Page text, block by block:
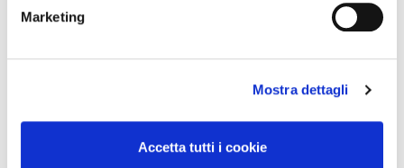
Marketing
Mostra dettagli
Accetta tutti i cookie